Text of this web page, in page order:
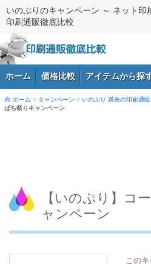
いのぷりのキャンペーン ～ ネット
印刷通販徹底比較
ホーム 価格比較 アイテムから探
ホーム キャンペーン いのぷり 過去の印刷通
ぱち祭りキャンペーン
【いのぷり】コ
ャンペーン
この